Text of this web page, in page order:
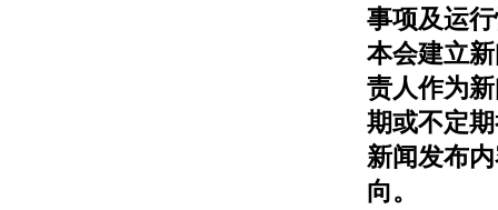
事项及运
本会建立
责人作为
期或不定
新闻发布
向。